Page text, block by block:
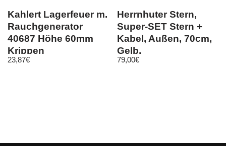
Kahlert Lagerfeuer m.
Rauchgenerator
40687 Höhe 60mm
Krippen
Krippenzubehör
23,87€
Herrnhuter Stern,
Super-SET Stern +
Kabel, Außen, 70cm,
Gelb,
Weihnachtsstern
79,00€